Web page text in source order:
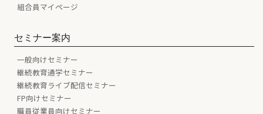
組合員マイページ
セミナー案内
一般向けセミナー
継続教育通学セミナー
継続教育ライブ配信セミナー
FP向けセミナー
職員従業員向けセミナー